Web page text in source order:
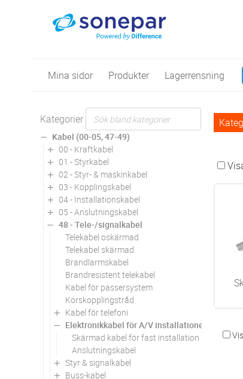
Mina sidor Produkter Lagerrensning
Kategorier
Kabel (00-05, 47-49)
00 - Kraftkabel
01 - Styrkabel
02 - Styr- & maskinkabel
03 - Kopplingskabel
04 - Installationskabel
05 - Anslutningskabel
48 - Tele-/signalkabel
Telekabel oskärmad
Telekabel skärmad
Brandlarmskabel
Brandresistent telekabel
Kabel för passersystem
Korskopplingstråd
Kabel för telefoni
Elektronikkabel för A/V installationer
Skärmad kabel för fast installation
Anslutningskabel
Styr & signalkabel
Buss-kabel